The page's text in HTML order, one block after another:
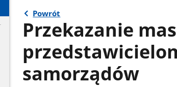
Powrót
Przekazanie
samorządów